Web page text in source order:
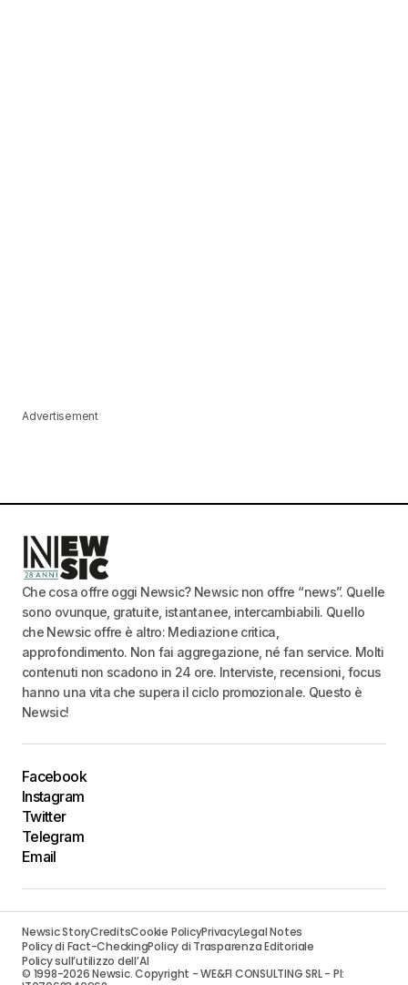
Advertisement
Che cosa offre oggi Newsic? Newsic non offre “news”. Quelle
sono ovunque, gratuite, istantanee, intercambiabili. Quello
che Newsic offre è altro: Mediazione critica,
approfondimento. Non fai aggregazione, né fan service. Molti
contenuti non scadono in 24 ore. Interviste, recensioni, focus
hanno una vita che supera il ciclo promozionale. Questo è
Newsic!
Facebook
Instagram
Twitter
Telegram
Email
Newsic StoryCreditsCookie PolicyPrivacyLegal Notes
Policy di Fact-CheckingPolicy di Trasparenza Editoriale
Policy sull’utilizzo dell’AI
© 1998-2026 Newsic. Copyright - WE&FI CONSULTING SRL - PI: